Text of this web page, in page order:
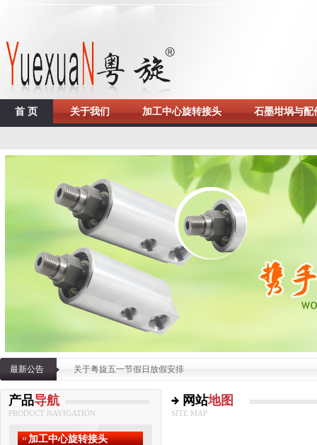
首 页 关于我们 加工中心旋转接头 石墨坩埚与配
最新公告
关于粤旋五一节假日放假安排
产品导航
PRODUCT NAVIGATION
加工中心旋转接头
网站地图
SITE MAP